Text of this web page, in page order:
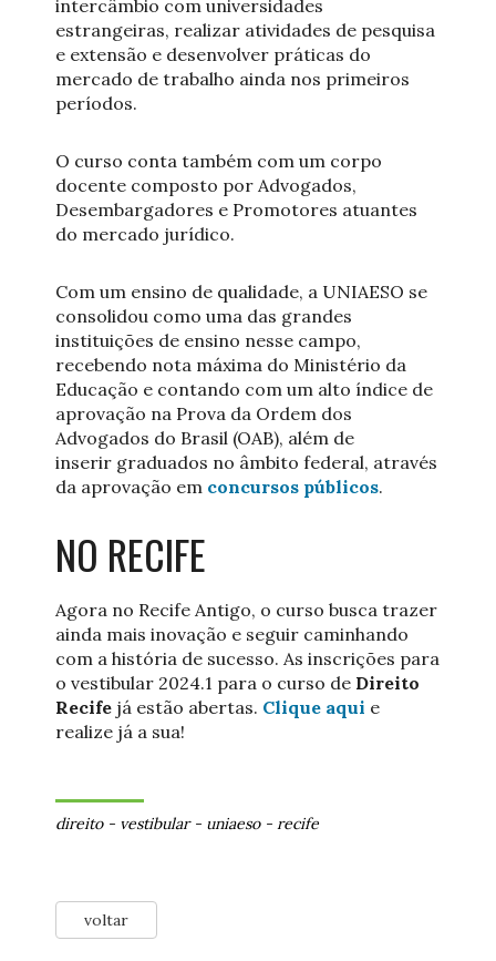
intercâmbio com universidades
estrangeiras, realizar atividades de pesquisa
e extensão e desenvolver práticas do
mercado de trabalho ainda nos primeiros
períodos.
O curso conta também com um corpo
docente composto por Advogados,
Desembargadores e Promotores atuantes
do mercado jurídico.
Com um ensino de qualidade, a UNIAESO se
consolidou como uma das grandes
instituições de ensino nesse campo,
recebendo nota máxima do Ministério da
Educação e contando com um alto índice de
aprovação na Prova da Ordem dos
Advogados do Brasil (OAB), além de
inserir graduados no âmbito federal, através
da aprovação em concursos públicos.
NO RECIFE
Agora no Recife Antigo, o curso busca trazer
ainda mais inovação e seguir caminhando
com a história de sucesso. As inscrições para
o vestibular 2024.1 para o curso de Direito
Recife já estão abertas. Clique aqui e
realize já a sua!
direito- vestibular- uniaeso- recife
voltar